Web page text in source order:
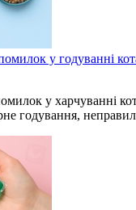
у годуванні
у харчуванні
годування,